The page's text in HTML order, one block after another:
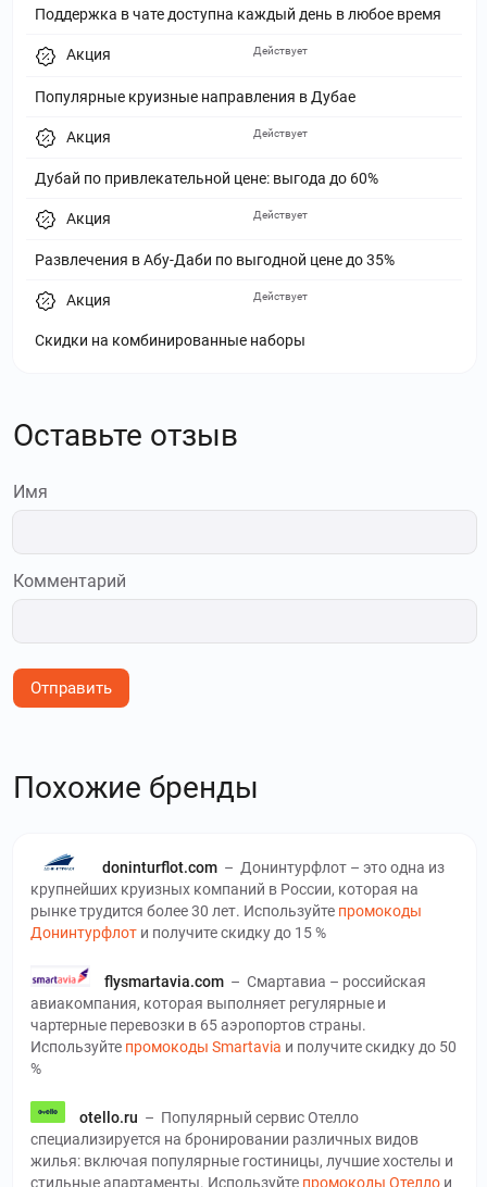
Поддержка в чате доступна каждый день в любое время
Акция
Популярные круизные направления в Дубае
Действует
Акция
Дубай по привлекательной цене: выгода до 60%
Действует
Акция
Развлечения в Абу-Даби по выгодной цене до 35%
Действует
Акция
Скидки на комбинированные наборы
Действует
Оставьте отзыв
Имя
Комментарий
Отправить
Похожие бренды
doninturflot.com– Донинтурфлот – это одна из
крупнейших круизных компаний в России, которая на
рынке трудится более 30 лет. Используйте промокоды
Донинтурфлот и получите скидку до 15 %
flysmartavia.com– Смартавиа – российская
авиакомпания, которая выполняет регулярные и
чартерные перевозки в 65 аэропортов страны.
Используйте промокоды Smartavia и получите скидку до 50
%
otello.ru – Популярный сервис Отелло
специализируется на бронировании различных видов
жилья: включая популярные гостиницы, лучшие хостелы и
стильные апартаменты. Используйте промокоды Отелло и